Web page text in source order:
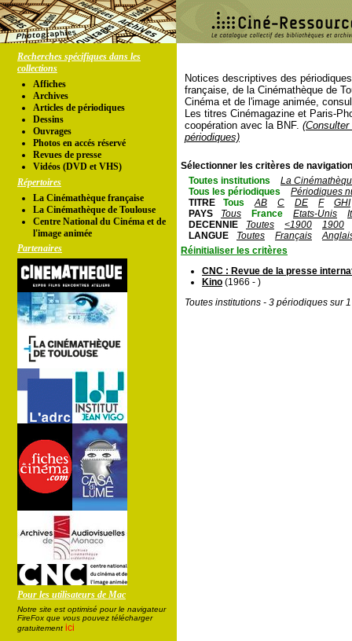
Recherches spécifiques dans les
collections
Affiches
Archives
Articles de périodiques
Dessins
Ouvrages
Photos en accés réservé
Revues de presse
Vidéos (DVD et VHS)
Répertoires
La Cinémathèque française
La Cinémathèque de Toulouse
Centre National du Cinéma et de
l'image animée
Partenaires
Pour les utilisateurs de Mac
Notre site est optimisé pour le navigateur
FireFox que vous pouvez télécharger
gratuitement ici
Notices descriptives des
française, de la Cinémathèque de
Cinéma et de l'image animée,
Les titres Cinémagazine et Paris-
coopération avec la BNF.
périodiques)
Sélectionner les critères de
Toutes institutions
La
Tous les périodiques
Périodiques
TITRE
Tous AB C DE F
GHI
PAYS
Tous France Etats-Unis
DECENNIE
Toutes <1900
1900
LANGUE
Toutes Français
Réinitialiser les critères
CNC : Revue de la presse
Kino (1966 - )
Toutes institutions - 3 périodiques sur